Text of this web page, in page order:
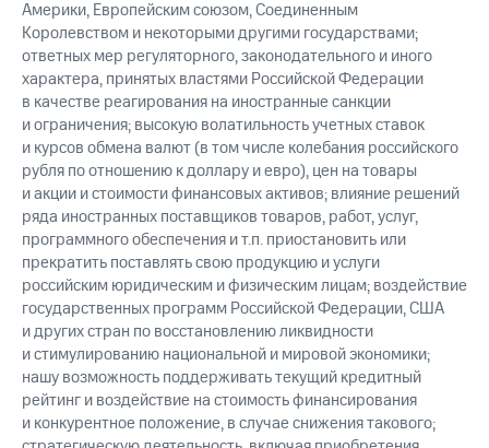
Америки, Европейским союзом, Соединенным
Королевством и некоторыми другими государствами;
ответных мер регуляторного, законодательного и иного
характера, принятых властями Российской Федерации
в качестве реагирования на иностранные санкции
и ограничения; высокую волатильность учетных ставок
и курсов обмена валют (в том числе колебания российского
рубля по отношению к доллару и евро), цен на товары
и акции и стоимости финансовых активов; влияние решений
ряда иностранных поставщиков товаров, работ, услуг,
программного обеспечения и т.п. приостановить или
прекратить поставлять свою продукцию и услуги
российским юридическим и физическим лицам; воздействие
государственных программ Российской Федерации, США
и других стран по восстановлению ликвидности
и стимулированию национальной и мировой экономики;
нашу возможность поддерживать текущий кредитный
рейтинг и воздействие на стоимость финансирования
и конкурентное положение, в случае снижения такового;